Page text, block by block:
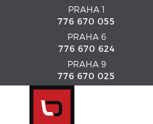
PRAHA 1
776 670 055
PRAHA 6
776 670 624
PRAHA 9
776 670 025